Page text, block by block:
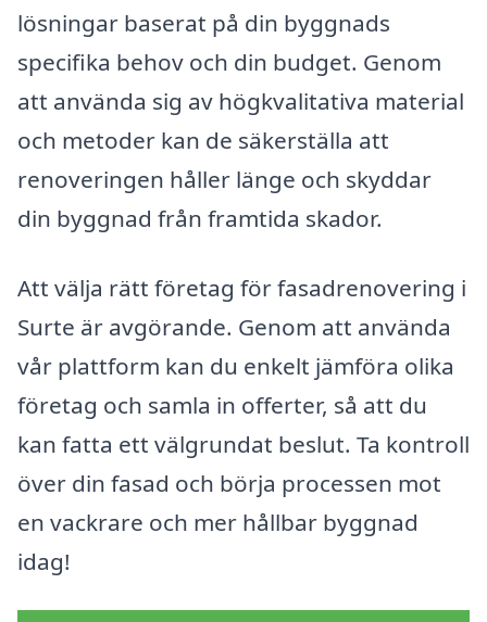
lösningar baserat på din byggnads
specifika behov och din budget. Genom
att använda sig av högkvalitativa material
och metoder kan de säkerställa att
renoveringen håller länge och skyddar
din byggnad från framtida skador.
Att välja rätt företag för fasadrenovering i
Surte är avgörande. Genom att använda
vår plattform kan du enkelt jämföra olika
företag och samla in offerter, så att du
kan fatta ett välgrundat beslut. Ta kontroll
över din fasad och börja processen mot
en vackrare och mer hållbar byggnad
idag!